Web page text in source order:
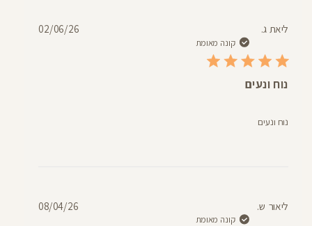
ליאת ג.
קונה מאומת
נוח ונעים
נוח ונעים
תאריך02/06/26
ליאור ש.
קונה מאומת
תאריך08/04/26